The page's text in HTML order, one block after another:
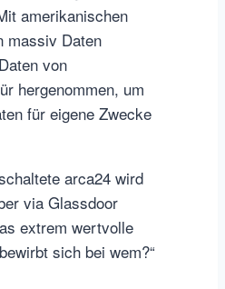
amerikanischen
massiv Daten
von
hergenommen, um
für eigene Zwecke
arca24 wird
via Glassdoor
extrem wertvolle
sich bei wem?“